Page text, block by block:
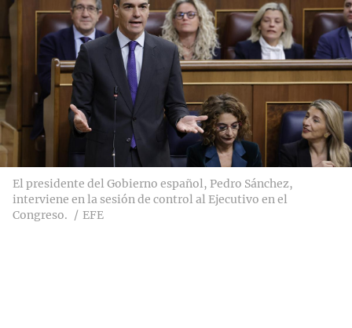
El presidente del Gobierno español, Pedro Sánchez,
interviene en la sesión de control al Ejecutivo en el
Congreso.
EFE